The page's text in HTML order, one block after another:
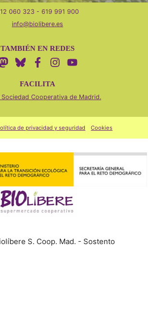
060 323 - 619 991 900
info@biolibere.es
TAMBIÉN EN REDES
FACILITA
Sociedad Cooperativa de Madrid.
de privacidad y seguridad Cookies
S. Coop. Mad. - Sostento